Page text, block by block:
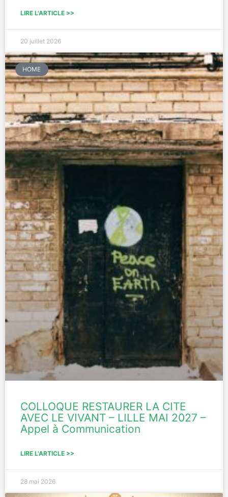
LIRE L'ARTICLE >>
20 juillet 2026
HOME
COLLOQUE RESTAURER LA CITE
AVEC LE VIVANT – LILLE MAI 2027 –
Appel à Communication
LIRE L'ARTICLE >>
28 mai 2026